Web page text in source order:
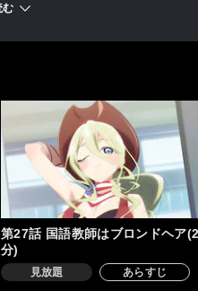
む
第27話 国語教師はブロンドヘア
分)
見放題 あらすじ